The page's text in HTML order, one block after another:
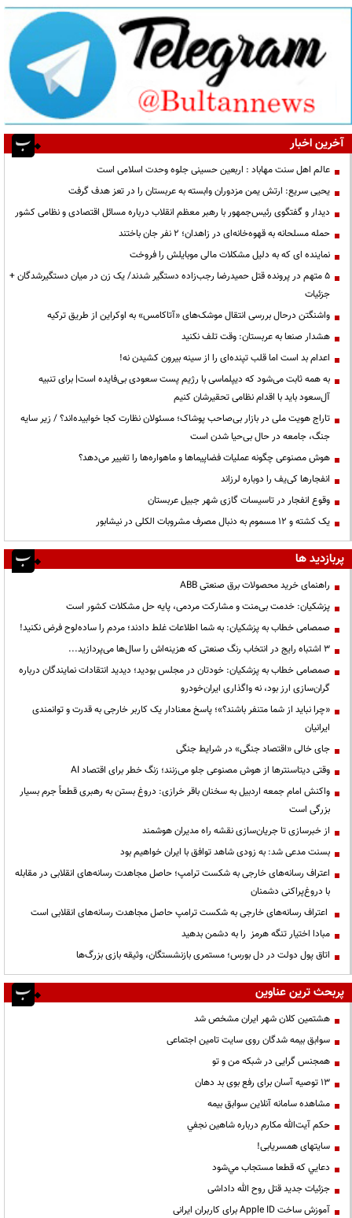
آخرین اخبار
عالم اهل سنت مهاباد : اربعین حسینی جلوه وحدت اسلامی است
یحیی سریع: ارتش یمن مزدوران وابسته به عربستان را در تعز هدف گرفت
دیدار و گفتگوی رئیس‌جمهور با رهبر معظم انقلاب درباره مسائل اقتصادی و نظامی کشور
حمله مسلحانه به قهوه‌خانه‌ای در زاهدان؛ ۲ نفر جان باختند
نماینده ای که به دلیل مشکلات مالی موبایلش را فروخت
۵ متهم در پرونده قتل حمیدرضا رجب‌زاده دستگیر شدند/ یک زن در میان دستگیرشدگان +
جزئیات
واشنگتن درحال بررسی انتقال موشک‌های «آتاکامس» به اوکراین از طریق ترکیه
هشدار صنعا به عربستان: وقت تلف نکنید
اعدام بد است اما قلب تپنده‌ای را از سینه بیرون کشیدن نه!
به همه ثابت می‌شود که دیپلماسی با رژیم پست سعودی بی‌فایده است| برای تنبیه
آل‌سعود باید با اقدام نظامی تحقیرشان کنیم
تاراج هویت ملی در بازار بی‌صاحب پوشاک؛ مسئولان نظارت کجا خوابیده‌اند؟ / زیر سایه
جنگ، جامعه در حال بی‌حیا شدن است
هوش مصنوعی چگونه عملیات فضاپیماها و ماهواره‌ها را تغییر می‌دهد؟
انفجارها کی‌یف را دوباره لرزاند
وقوع انفجار در تاسیسات گازی شهر جبیل عربستان
یک کشته و ۱۲ مسموم به دنبال مصرف مشروبات الکلی در نیشابور
پربازدید ها
راهنمای خرید محصولات برق صنعتی ABB
پزشکیان: خدمت بی‌منت و مشارکت مردمی، پایه حل مشکلات کشور است
صمصامی خطاب به پزشکیان: به شما اطلاعات غلط دادند؛ مردم را ساده‌لوح فرض نکنید!
3 اشتباه رایج در انتخاب رنگ صنعتی که هزینه‌اش را سال‌ها می‌پردازید...
صمصامی خطاب به پزشکیان: خودتان در مجلس بودید؛ دیدید انتقادات نمایندگان درباره
گران‌سازی ارز بود، نه واگذاری ایران‌خودرو
«چرا نباید از شما متنفر باشند؟»؛ پاسخ معنادار یک کاربر خارجی به قدرت و توانمندی
ایرانیان
جای خالی «اقتصاد جنگی» در شرایط جنگی
وقتی دیتاسنترها از هوش مصنوعی جلو می‌زنند؛ زنگ خطر برای اقتصاد AI
واکنش امام جمعه اردبیل به سخنان باقر خرازی: دروغ بستن به رهبری قطعاً جرم بسیار
بزرگی است
از خبرسازی تا جریان‌سازی نقشه راه مدیران هوشمند
بسنت مدعی شد: به زودی شاهد توافق با ایران خواهیم بود
اعتراف رسانه‌های خارجی به شکست ترامپ؛ حاصل مجاهدت رسانه‌های انقلابی در مقابله
با دروغ‌پراکنی دشمنان
اعتراف رسانه‌های خارجی به شکست ترامپ حاصل مجاهدت رسانه‌های انقلابی است
مبادا اختیار تنگه هرمز را به دشمن بدهید
اتاق پول دولت در دل بورس؛ مستمری بازنشستگان، وثیقه بازی بزرگ‌ها
پربحث ترین عناوین
هشتمین کلان شهر ایران مشخص شد
سوابق بیمه شدگان روی سایت تامین اجتماعی
همجنس گرایی در شبکه من و تو
13 توصیه آسان برای رفع بوی بد دهان
مشاهده سامانه آنلاين سوابق بیمه
حكم آيت‌الله مكارم درباره شاهين نجفي
سایتهای همسریابی!
دعايي كه قطعا مستجاب مي‌شود
جزئیات جدید قتل روح الله داداشی
آموزش ساخت Apple ID برای کاربران ایرانی